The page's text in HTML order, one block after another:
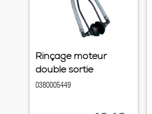
Rinçage moteur
double sortie
0380005449